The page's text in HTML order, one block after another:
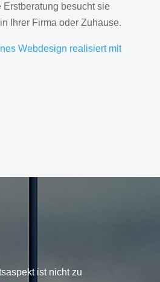
Erstberatung besucht sie
Ihrer Firma oder Zuhause.
Webdesign realisiert mit
ist nicht zu